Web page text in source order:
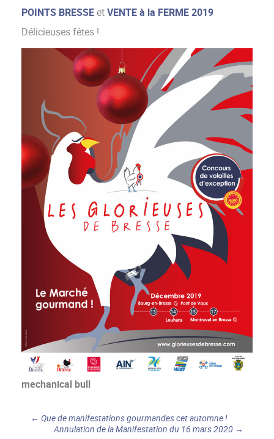
POINTS BRESSEetVENTE à la FERME 2019
Délicieuses fêtes !
mechanical bull
← Que de manifestations gourmandes cet automne !
Annulation de la Manifestation du 16 mars 2020 →